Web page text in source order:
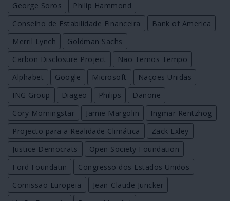
George Soros
Philip Hammond
Conselho de Estabilidade Financeira
Bank of America
Merril Lynch
Goldman Sachs
Carbon Disclosure Project
Não Temos Tempo
Alphabet
Google Microsoft
Nações Unidas
ING Group
Diageo Philips
Danone
Cory Morningstar
Jamie Margolin
Ingmar Rentzhog
Projecto para a Realidade Climática
Zack Exley
Justice Democrats
Open Society Foundation
Ford Foundatin
Congresso dos Estados Unidos
Comissão Europeia
Jean-Claude Juncker